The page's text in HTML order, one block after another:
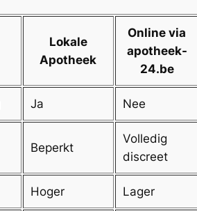
Lokale
Apotheek
Online via
apotheek-
24.be
Ja Nee
Beperkt
Volledig
discreet
Hoger Lager